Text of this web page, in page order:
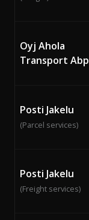
Oyj Ahola
Transport Abp
Posti Jakelu
(Parcel services)
Posti Jakelu
(Freight services)